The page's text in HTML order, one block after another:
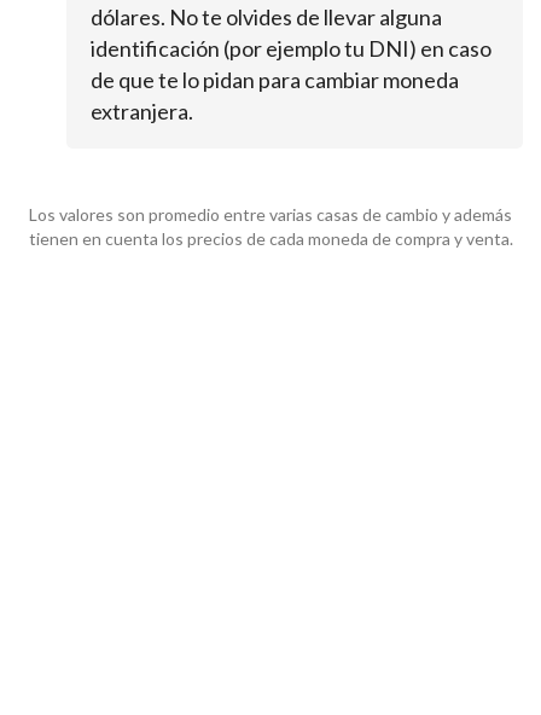
dólares. No te olvides de llevar alguna
identificación (por ejemplo tu DNI) en caso
de que te lo pidan para cambiar moneda
extranjera.
Los valores son promedio entre varias casas de cambio y además
tienen en cuenta los precios de cada moneda de compra y venta.